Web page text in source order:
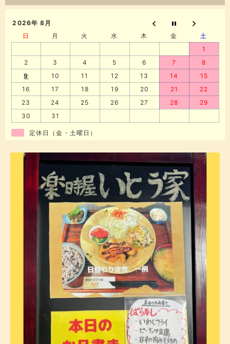
2026年 8月
日
月 火 水 木 金
土
1
2
3 4 5 6 7
8
9
10 11 12 13 14
15
16
17 18 19 20 21
22
23
24 25 26 27 28
29
30
31
定休日（金・土曜日）